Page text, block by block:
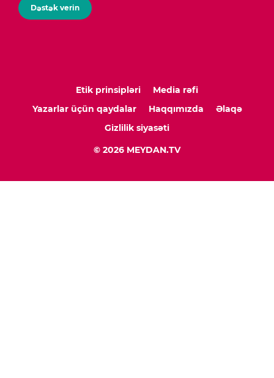
Dəstək verin
Etik prinsipləri
Media rəfi
Yazarlar üçün qaydalar
Haqqımızda
Əlaqə
Gizlilik siyasəti
© 2026 MEYDAN.TV